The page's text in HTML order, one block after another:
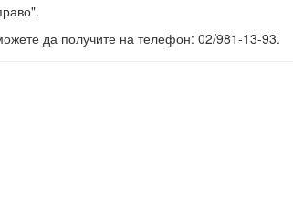
да получите на телефон: 02/981-13-93.